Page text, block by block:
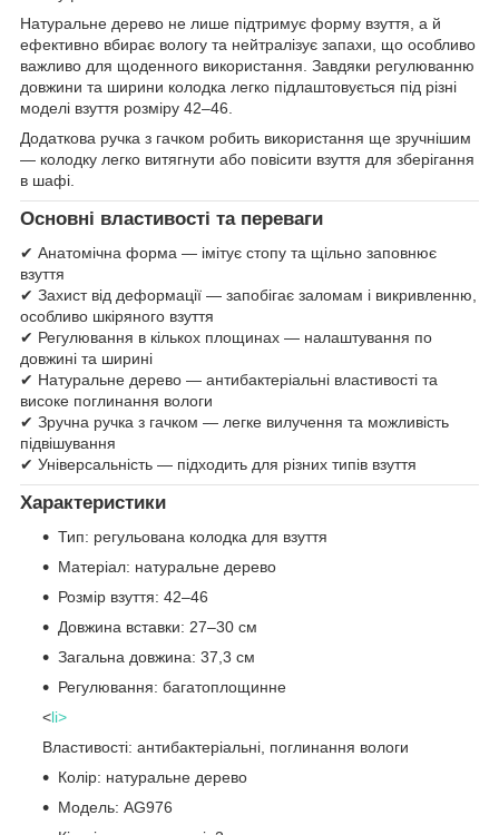
Натуральне дерево не лише підтримує форму взуття, а й
ефективно вбирає вологу та нейтралізує запахи, що особливо
важливо для щоденного використання. Завдяки регулюванню
довжини та ширини колодка легко підлаштовується під різні
моделі взуття розміру 42–46.
Додаткова ручка з гачком робить використання ще зручнішим
— колодку легко витягнути або повісити взуття для зберігання
в шафі.
Основні властивості та переваги
✔ Анатомічна форма — імітує стопу та щільно заповнює
взуття
✔ Захист від деформації — запобігає заломам і викривленню,
особливо шкіряного взуття
✔ Регулювання в кількох площинах — налаштування по
довжині та ширині
✔ Натуральне дерево — антибактеріальні властивості та
високе поглинання вологи
✔ Зручна ручка з гачком — легке вилучення та можливість
підвішування
✔ Універсальність — підходить для різних типів взуття
Характеристики
Тип: регульована колодка для взуття
Матеріал: натуральне дерево
Розмір взуття: 42–46
Довжина вставки: 27–30 см
Загальна довжина: 37,3 см
Регулювання: багатоплощинне
<li>
Властивості: антибактеріальні, поглинання вологи
Колір: натуральне дерево
Модель: AG976